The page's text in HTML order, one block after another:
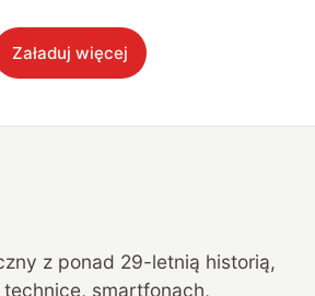
Załaduj więcej
z ponad 29-letnią historią,
smartfonach,